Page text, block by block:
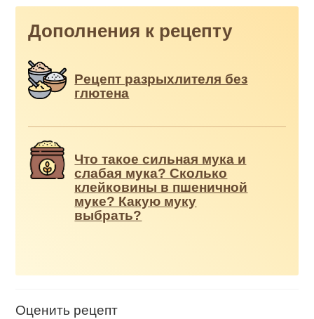
Дополнения к рецепту
Рецепт разрыхлителя без
глютена
Что такое сильная мука и
слабая мука? Сколько
клейковины в пшеничной
муке? Какую муку
выбрать?
Оценить рецепт